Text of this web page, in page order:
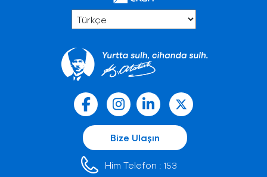
Bize Ulaşın
Him Telefon : 153